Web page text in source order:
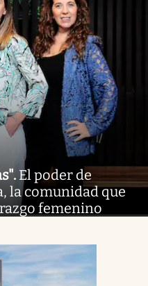
. El poder de
la comunidad que
femenino